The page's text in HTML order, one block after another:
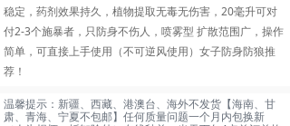
稳定，药剂效果持久，植物提取无毒无伤害，20毫升可对
付2-3个施暴者，只防身不伤人，喷雾型 扩散范围广，操作
简单，可直接上手使用（不可逆风使用）女子防身防狼推
荐！
温馨提示：新疆、西藏、港澳台、海外不发货【海南、甘
肃、青海、宁夏不包邮】任何质量问题一个月内包换新